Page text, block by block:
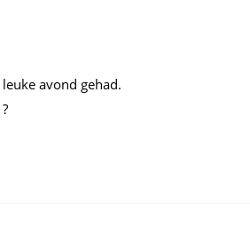
avond gehad.